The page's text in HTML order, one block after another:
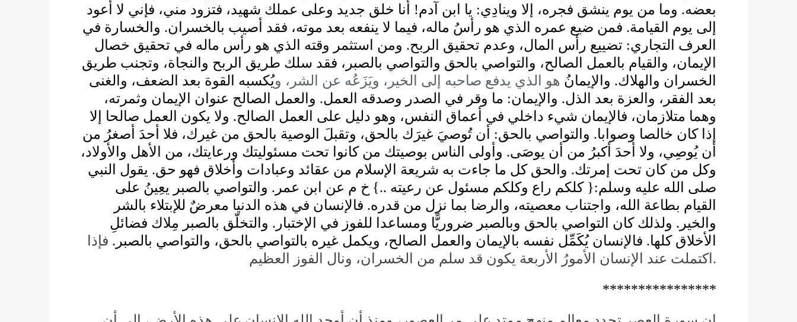
بعضه. وما من يوم ينشق فجره، إلا وينادِي: يا ابن آدم!
أنا خلق جديد وعلى عملك شهيد، فتزود مني، فإني لا أعود
إلى يوم القيامة. فمن ضيع عمره الذي هو رأسُ ماله، فيما ﻻ ينفعه بعد موته، فقد أصيب بالخسران. والخسارة في
العرف التجاري: تضييع رأس المال، وعدم تحقيق الربح. ومن استثمر وقته الذي هو رأس ماله في تحقيق خصال
اﻹيمان، والقيام بالعمل الصالح، والتواصي بالحق والتواصي بالصبر، فقد سلك طريق الربح والنجاة، وتجنب طريق
الخسران والهلاك. و الإيمانُ هو الذي يدفع صاحبه إلى الخير، ويَزَعُه عن الشر، ويُكسبه القوة بعد الضعف، والغنى
بعد الفقر، والعزة بعد الذل. واﻹيمان: ما وقر في الصدر وصدقه العمل. والعمل الصالح عنوان اﻹيمان وثمرته،
وهما متلازمان، فاﻹيمان شيء داخلي في أعماق النفس، وهو دليل على العمل الصالح. وﻻ يكون العمل صالحا إلا
إذا كان خالصا وصوابا. والتواصي بالحق:
أن تُوصيَ غيرَك بالحق، وتقبلَ الوصية بالحق من غيرك، فلا أحدَ أصغرُ من
أن يُوصِي، ولا أحدَ أكبرُ من أن يوصَى. وأولى الناس بوصيتك من كانوا تحت مسئوليتك ورعايتك، من اﻷهل واﻷوﻻد،
وكل من كان تحت إمرتك. والحق كل ما جاءت به شريعة الإسلام من عقائد وعبادات وأخلاق فهو حق. يقول النبي
صلى الله عليه وسلم:{كلكم راع وكلكم مسئول عن رعيته ..} خ م عن ابن عمر . والتواصي بالصبر يعِينُ على
القيام بطاعة الله، واجتناب معصيته، والرضا بما نزل من قدره. فاﻹنسان في هذه الدنيا معرضٌ للإبتلاء بالشر
والخير . ولذلك كان التواصي بالحق وبالصبر ضروريًّا ومساعدا للفوز في اﻹختبار . والتخلّق بالصبر مِلاك فضائلِ
الأخلاق كلها. فاﻹنسان يُكَمِّل نفسه بالإيمان والعمل الصالح، ويكمل غيره بالتواصي بالحق، والتواصي بالصبر . فإذا
اكتملت عند اﻹنسان الأمورُ الأربعة يكون قد سلم من الخسران، ونال الفوز العظيم .
****************